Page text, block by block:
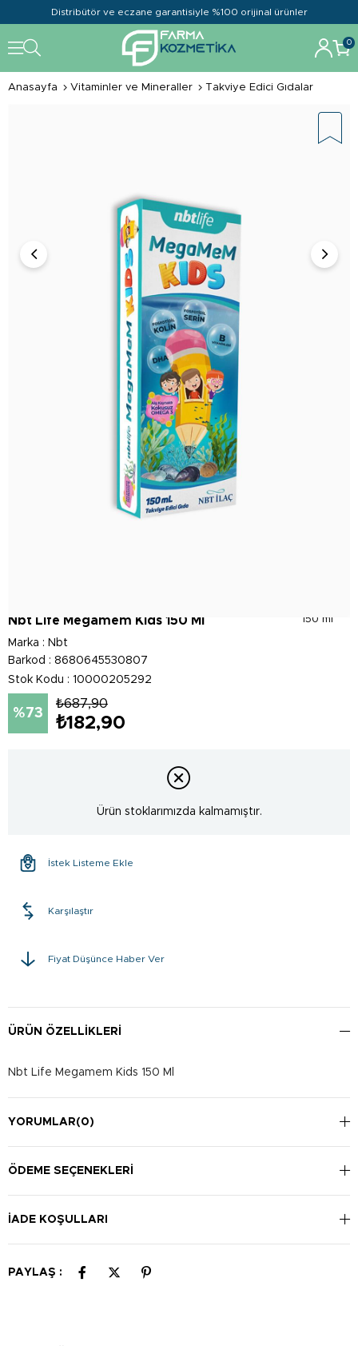
Distribütör ve eczane garantisiyle %100 orijinal ürünler
0
Anasayfa Vitaminler ve Mineraller Takviye Edici Gıdalar
150 ml
Nbt Life Megamem Kids 150 Ml
Marka : Nbt
Barkod : 8680645530807
Stok Kodu
10000205292
73
₺687,90
₺182,90
Ürün stoklarımızda kalmamıştır.
İstek Listeme Ekle
Karşılaştır
Fiyat Düşünce Haber Ver
ÜRÜN ÖZELLIKLERI
Nbt Life Megamem Kids 150 Ml
YORUMLAR(0)
ÖDEME SEÇENEKLERI
İADE KOŞULLARI
PAYLAŞ :